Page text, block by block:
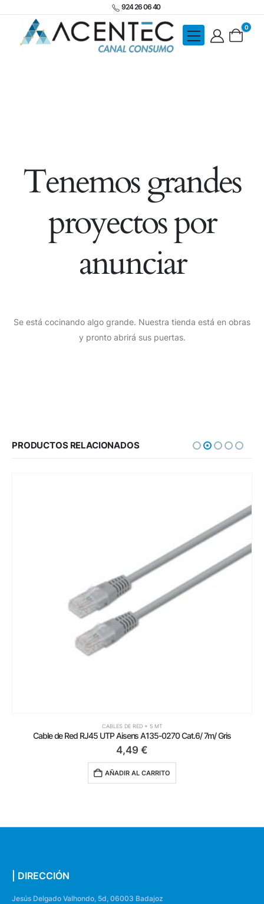
924 26 06 40
0
Tenemos grandes
proyectos por
anunciar
Se está cocinando algo grande. Nuestra tienda está en obras
y pronto abrirá sus puertas.
PRODUCTOS RELACIONADOS
CABLES DE RED + 5 MT
Cable de Red RJ45 UTP Aisens A135-0270 Cat.6/ 7m/ Gris
4,49 €
AÑADIR AL CARRITO
| DIRECCIÓN
Jesús Delgado Valhondo, 5d, 06003 Badajoz